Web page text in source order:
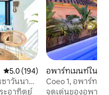
คะแนนเฉลี่ย 5.0 จาก 5, 194 รีวิว
5.0 (194)
าวันนาบีช
ะอาทิตย์
อพาร์ทเมนท์ใน ศู
สตร์
Coeo 1, อพาร์ทเม
จุดเด่นของอพาร์